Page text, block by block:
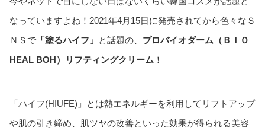
なっていますよね！2021年4月15日に発売されてから色々なＳ
ＮＳで 「塗るハイフ」 と話題の、 プロバイオダーム（ＢＩＯ
HEAL BOH）リフティングクリーム ！
「ハイフ(HIUFE)」とは熱エネルギーを利用してリフトアップ
や肌の引き締め、肌ツヤの改善といった効果が得られる美容